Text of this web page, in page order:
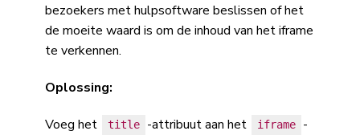
bezoekers met hulpsoftware beslissen of het
de moeite waard is om de inhoud van het iframe
te verkennen.
Oplossing:
Voeg het title -attribuut aan het iframe
-